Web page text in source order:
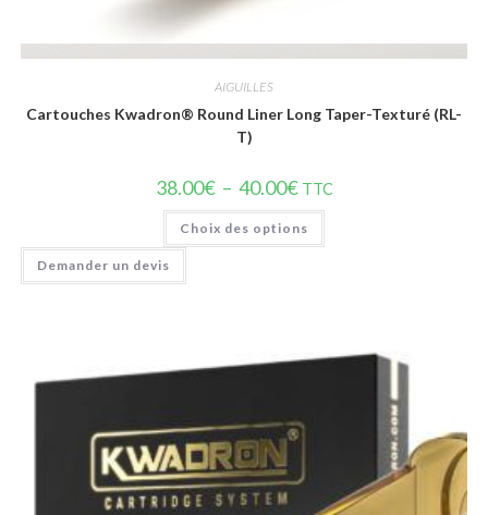
AIGUILLES
Cartouches Kwadron® Round Liner Long Taper-Texturé (RL-
T)
38.00€ – 40.00€ TTC
Choix des options
Demander un devis